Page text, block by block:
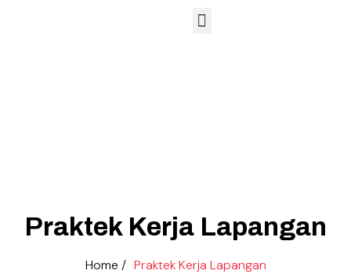
Praktek Kerja Lapangan
Home / Praktek Kerja Lapangan